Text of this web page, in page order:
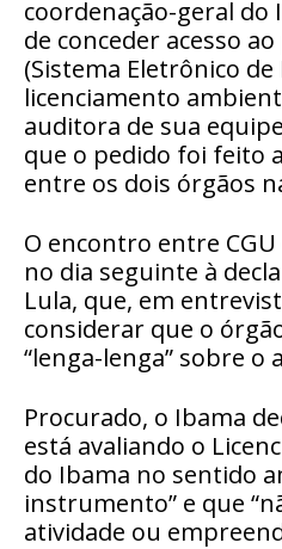
coordenação-geral do
de conceder acesso ao
(Sistema Eletrônico
licenciamento
auditora de sua
que o pedido foi feito
entre os dois órgãos
O encontro entre
no dia seguinte à
Lula, que, em
considerar que o
“lenga-lenga” sobre o
Procurado, o Ibama
está avaliando o
do Ibama no sentido
instrumento” e que
atividade ou